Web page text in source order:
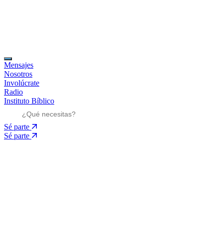
Mensajes
Nosotros
Involúcrate
Radio
Instituto Bíblico
Sé parte
Sé parte